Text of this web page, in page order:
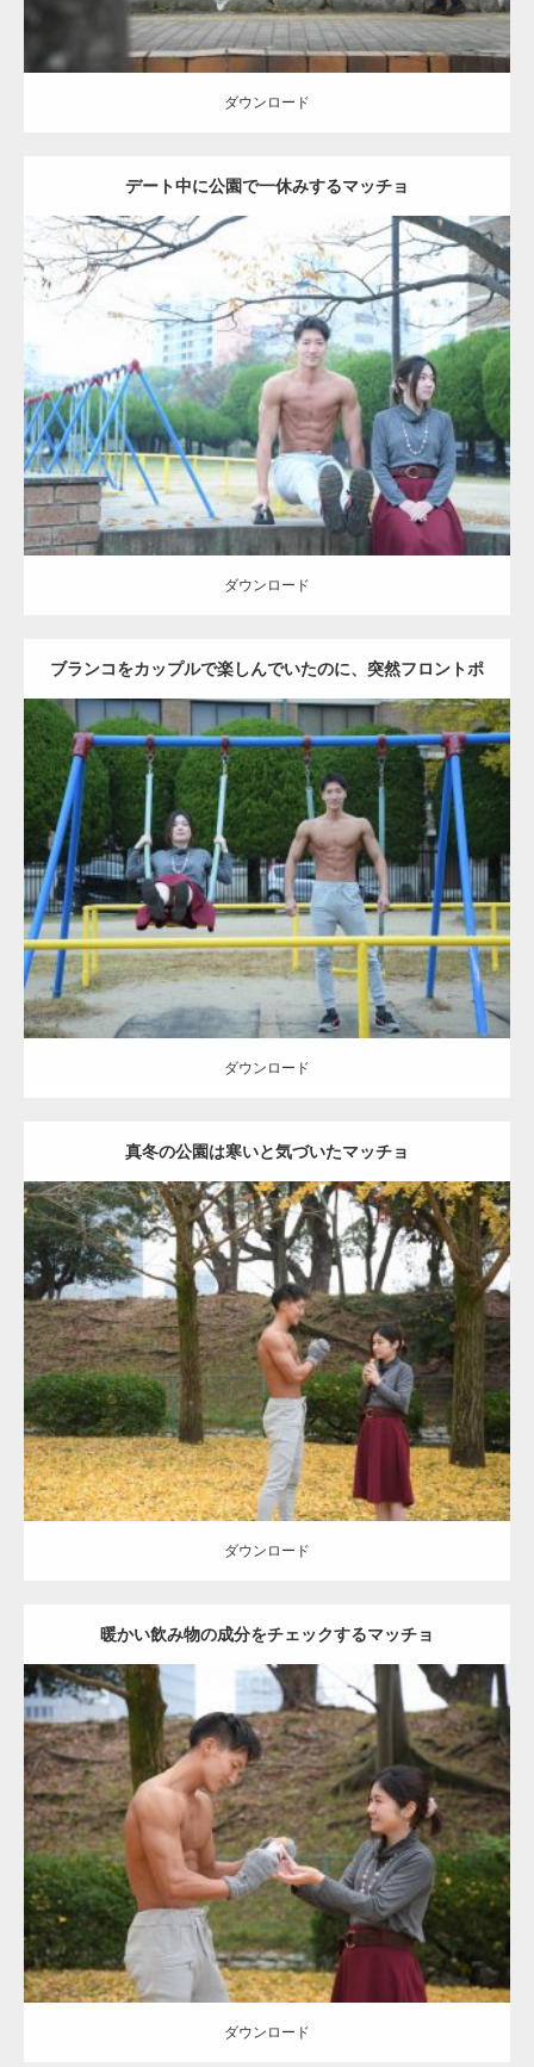
ダウンロード
デート中に公園で一休みするマッチョ
Update:2021.07.6
Category:公園のマッチョ その他 AKIHITO(細マッチョ) 腹筋
ダウンロード
ダウンロード
ブランコをカップルで楽しんでいたのに、突然フロントポ
ーズをするマッチョ
Update: 2021.07.6
Category:公園のマッチョ その他 AKIHITO(細マッチョ) 腹筋 大胸筋
ダウンロード
ダウンロード
真冬の公園は寒いと気づいたマッチョ
Update: 2021.07.8
Category:公園のマッチョ その他 AKIHITO(細マッチョ) 上腕三頭筋
肩
ダウンロード
ダウンロード
暖かい飲み物の成分をチェックするマッチョ
Update:2021.07.8
Category:公園のマッチョ その他 AKIHITO(細マッチョ) 上腕三頭筋
肩
ダウンロード
ダウンロード